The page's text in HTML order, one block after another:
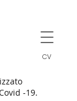
CV
-19.